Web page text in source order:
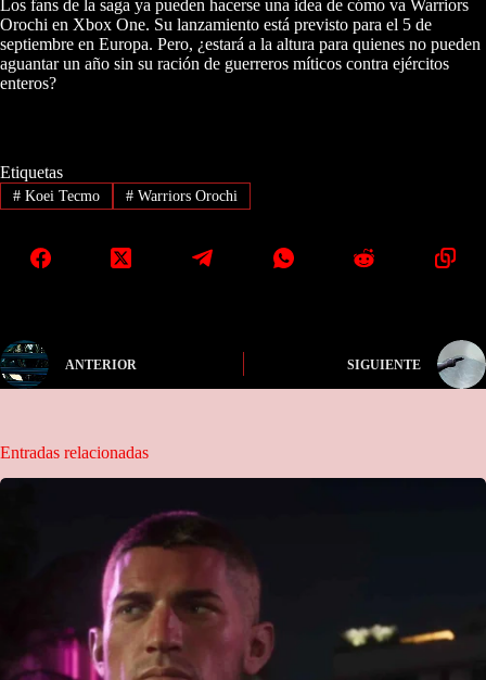
Los fans de la saga ya pueden hacerse una idea de cómo va Warriors
Orochi en Xbox One. Su lanzamiento está previsto para el 5 de
septiembre en Europa. Pero, ¿estará a la altura para quienes no pueden
aguantar un año sin su ración de guerreros míticos contra ejércitos
enteros?
Etiquetas
#Koei Tecmo #Warriors Orochi
ANTERIOR SIGUIENTE
Entradas relacionadas